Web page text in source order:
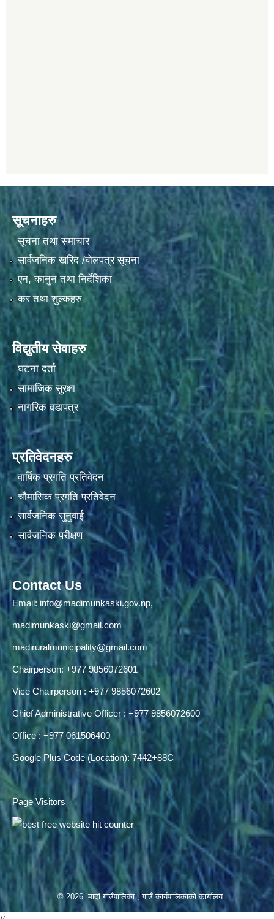
सूचनाहरु
सूचना तथा समाचार
सार्वजनिक खरिद /बोलपत्र सूचना
एन, कानुन तथा निर्देशिका
कर तथा शुल्कहरु
विद्युतीय सेवाहरु
घटना दर्ता
सामाजिक सुरक्षा
नागरिक वडापत्र
प्रतिवेदनहरु
वार्षिक प्रगति प्रतिवेदन
चौमासिक प्रगति प्रतिवेदन
सार्वजनिक सुनुवाई
सार्वजनिक परीक्षण
Contact Us
Email: info@madimunkaski.gov.np,
madimunkaski@gmail.com
madiruralmunicipality@gmail.com
Chairperson: +977 9856072601
Vice Chairperson : +977 9856072602
Chief Administrative Officer : +977 9856072600
Office : +977 061506400
Google Plus Code (Location): 7442+88C
Page Visitors
© 2026 मादी गाउँपालिका , गाउँ कार्यपालिकाको कार्यालय